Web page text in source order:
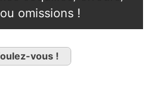
omissions !
vous !